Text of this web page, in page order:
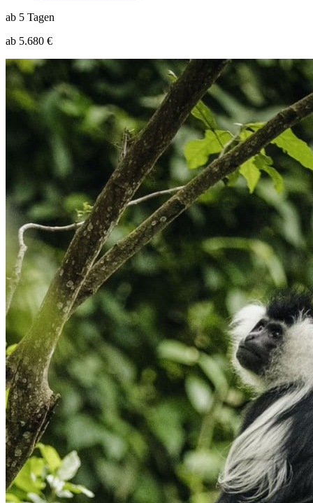
ab 5 Tagen
ab 5.680 €